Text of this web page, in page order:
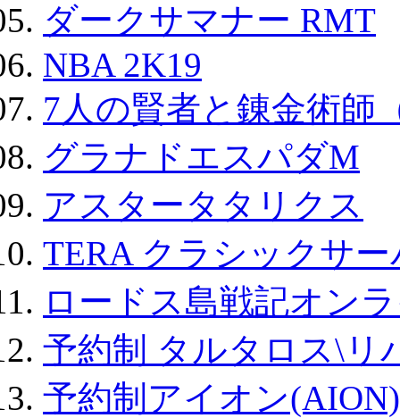
ダークサマナー RMT
NBA 2K19
7人の賢者と錬金術師
グラナドエスパダM
アスタータタリクス
TERA クラシックサ
ロードス島戦記オン
予約制 タルタロス\リ
予約制アイオン